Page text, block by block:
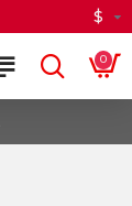
$
0